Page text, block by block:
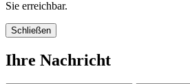
Sie erreichbar.
Schließen
Ihre Nachricht